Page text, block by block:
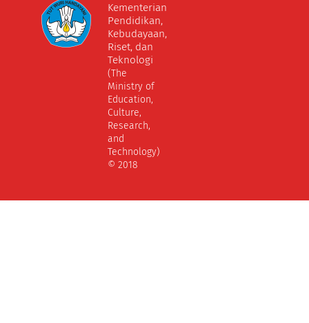
Kementerian
Pendidikan,
Kebudayaan,
Riset, dan
Teknologi
(The
Ministry of
Education,
Culture,
Research,
and
Technology)
© 2018